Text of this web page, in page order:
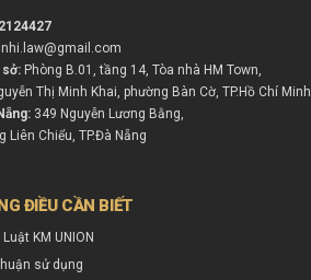
Phòng B.01, tầng 14, Tòa nhà HM Town,
Thị Minh Khai, phường Bàn Cờ, TP.Hồ Chí Minh.
349 Nguyễn Lương Bằng,
Liên Chiểu, TP.Đà Nẵng
ĐIỀU CẦN BIẾT
KM UNION
sử dụng